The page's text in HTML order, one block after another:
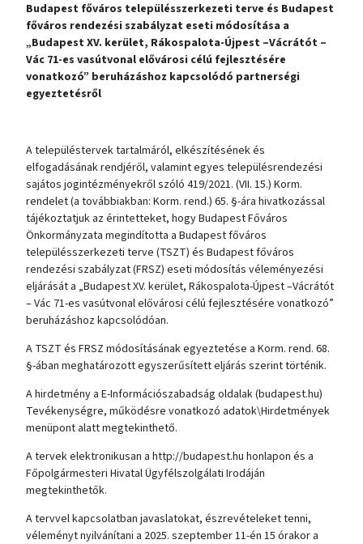
Budapest főváros településszerkezeti terve és Budapest
főváros rendezési szabályzat eseti módosítása a
„Budapest XV. kerület, Rákospalota-Újpest –Vácrátót –
Vác 71-es vasútvonal elővárosi célú fejlesztésére
vonatkozó” beruházáshoz kapcsolódó partnerségi
egyeztetésről
A településtervek tartalmáról, elkészítésének és
elfogadásának rendjéről, valamint egyes településrendezési
sajátos jogintézményekről szóló 419/2021. (VII. 15.) Korm.
rendelet (a továbbiakban: Korm. rend.) 65. §-ára hivatkozással
tájékoztatjuk az érintetteket, hogy Budapest Főváros
Önkormányzata megindította a Budapest főváros
településszerkezeti terve (TSZT) és Budapest főváros
rendezési szabályzat (FRSZ) eseti módosítás véleményezési
eljárását a „Budapest XV. kerület, Rákospalota-Újpest –Vácrátót
– Vác 71-es vasútvonal elővárosi célú fejlesztésére vonatkozó”
beruházáshoz kapcsolódóan.
A TSZT és FRSZ módosításának egyeztetése a Korm. rend. 68.
§-ában meghatározott egyszerűsített eljárás szerint történik.
A hirdetmény a E-Információszabadság oldalak (budapest.hu)
Tevékenységre, működésre vonatkozó adatok\Hirdetmények
menüpont alatt megtekinthető.
A tervek elektronikusan a http://budapest.hu honlapon és a
Főpolgármesteri Hivatal Ügyfélszolgálati Irodáján
megtekinthetők.
A tervvel kapcsolatban javaslatokat, észrevételeket tenni,
véleményt nyilvánítani a 2025. szeptember 11-én 15 órakor a